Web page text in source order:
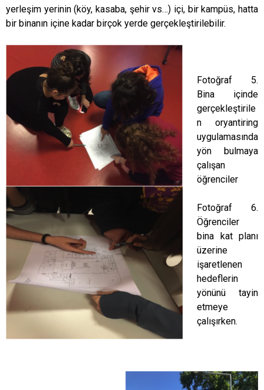
yerleşim yerinin (köy, kasaba, şehir vs…) içi, bir kampüs, hatta
bir binanın içine kadar birçok yerde gerçekleştirilebilir.
Fotoğraf 5.
Bina içinde
gerçekleştirile
n oryantiring
uygulamasında
yön bulmaya
çalışan
öğrenciler
Fotoğraf 6.
Öğrenciler
bina kat planı
üzerine
işaretlenen
hedeflerin
yönünü tayin
etmeye
çalışırken.